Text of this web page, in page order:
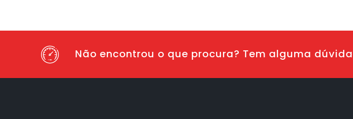
Não encontrou o que procura? Tem alguma